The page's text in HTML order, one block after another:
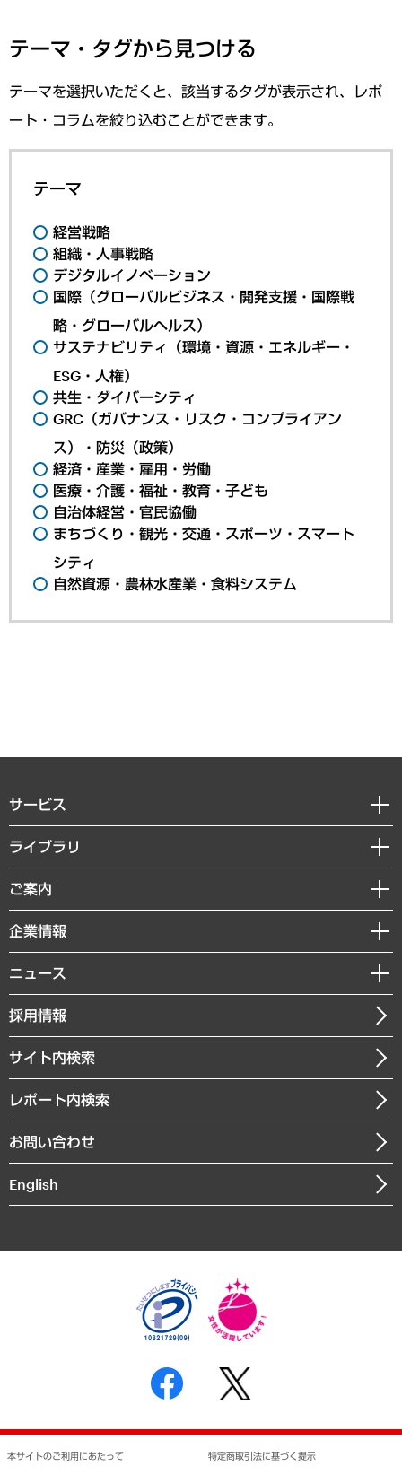
テーマ・タグから見つける
テーマを選択いただくと、該当するタグが表示され、レポ
ート・コラムを絞り込むことができます。
テーマ
経営戦略
組織・人事戦略
デジタルイノベーション
国際（グローバルビジネス・開発支援・国際戦
略・グローバルヘルス）
サステナビリティ（環境・資源・エネルギー・
ESG・人権）
共生・ダイバーシティ
GRC（ガバナンス・リスク・コンプライアン
ス）・防災（政策）
経済・産業・雇用・労働
医療・介護・福祉・教育・子ども
自治体経営・官民協働
まちづくり・観光・交通・スポーツ・スマート
シティ
自然資源・農林水産業・食料システム
サービス
経営戦略
組織・人事戦略
デジタルイノベーション
共生・ダイバーシティ
GRC（ガバナンス・リスク・コンプライアンス）・防災（政策）
経済・産業・雇用・労働
まちづくり・観光・交通・スポーツ・スマートシティ
自然資源・農林水産業・食料システム
ライブラリ
経済調査
レポート
コラム
経営用語集
受託・受注実績（官公庁関連）
メディア掲載・出演
ご案内
セミナー・イベント情報
MUFGビジネスセミナー
受託案件情報
企業情報
私たちの想い
社長メッセージ
会社概要
沿革
組織図・本部部室紹介
インドネシア現地法人
個人情報保護方針
反社会的勢力に対する基本方針
書面による個人情報の開示等の請求の手続きについて
ニュース
ニュースリリース
お知らせ
採用情報
サイト内検索
レポート内検索
お問い合わせ
English
本サイトのご利用にあたって 特定商取引法に基づく提示